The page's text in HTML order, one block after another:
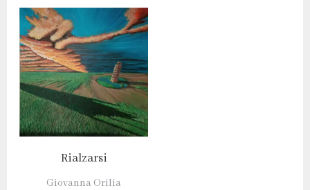
Rialzarsi
Giovanna Orilia